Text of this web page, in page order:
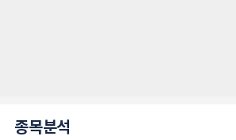
종목분석